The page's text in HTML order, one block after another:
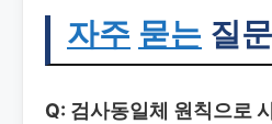
자주 묻는 질
Q: 검사동일체 원칙으로